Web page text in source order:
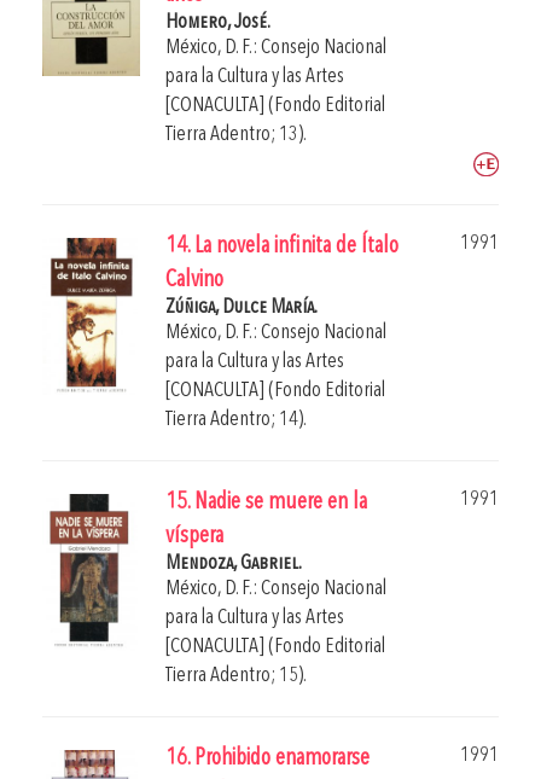
Homero, José.
México, D. F.: Consejo Nacional
para la Cultura y las Artes
[CONACULTA] (Fondo Editorial
Tierra Adentro; 13).
14. La novela infinita de Ítalo
Calvino
1991
Zúñiga, Dulce María.
México, D. F.: Consejo Nacional
para la Cultura y las Artes
[CONACULTA] (Fondo Editorial
Tierra Adentro; 14).
15. Nadie se muere en la
víspera
1991
Mendoza, Gabriel.
México, D. F.: Consejo Nacional
para la Cultura y las Artes
[CONACULTA] (Fondo Editorial
Tierra Adentro; 15).
16. Prohibido enamorarse
1991